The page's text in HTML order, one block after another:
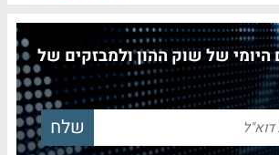
היומי של שוק ההון ולמבזקים של